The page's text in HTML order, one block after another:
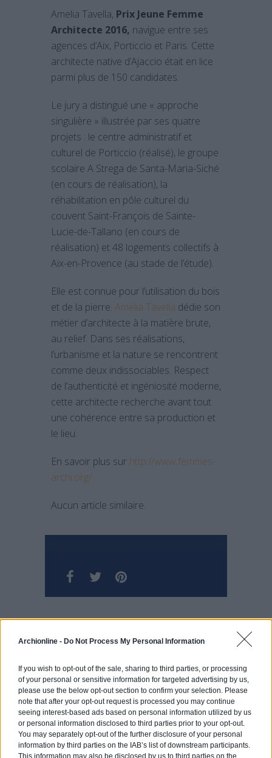
Archionline - Do Not Process My Personal Information
If you wish to opt-out of the sale, sharing to third parties, or processing
of your personal or sensitive information for targeted advertising by us,
please use the below opt-out section to confirm your selection. Please
note that after your opt-out request is processed you may continue
seeing interest-based ads based on personal information utilized by us
or personal information disclosed to third parties prior to your opt-out.
You may separately opt-out of the further disclosure of your personal
information by third parties on the IAB’s list of downstream participants.
This information may also be disclosed by us to third parties on the
Amelia Tavella, Prix Jeune Femme
Architecte 2016, navigue entre ses
agences d’Aix, Porticcio et Paris. Cette
architecte native d’Ajaccio était en lice
parmi plus de 150 candidates.
Le jury a distingué une « approche
singulière » illustrée par ses quatre
projets : le centre administratif et
culturel de Porticcio (réalisé), le groupe
scolaire A Strega de Santa-Maria-Siché
(en cours de réalisation), la
réhabilitation en pôle culturel du
couvent Saint-François de Sainte-
Lucie-de-Tallano (en cours de
réalisation) et 48 logements collectifs à
Aix-en-Provence (au stade de l’étude).
Elle est connue pour l’utilisation du bois
et de la pierre. Amelia Tavella dédie son
métier d’architecte à la matière brute,
au relief. Dans ses réalisations,
l’urbanisme et la nature se rencontrent
comme deux indissociables. Respect
de l’authenticité et ingéniosité moderne,
cette architecte recherche avant tout
une cohérence entre sa production et
le lieu.
En savoir plus sur http://www.femmes-
archi.org/
Aucun article similaire.
Jeu de contrastes pour la Sunset Chapel à Acapulco